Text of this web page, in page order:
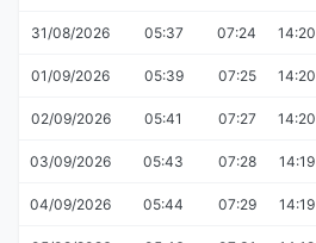
31/08/2026 05:37 07:24 14:20
01/09/2026 05:39 07:25 14:20
02/09/2026 05:41 07:27 14:20
03/09/2026 05:43 07:28 14:19
04/09/2026 05:44 07:29 14:19